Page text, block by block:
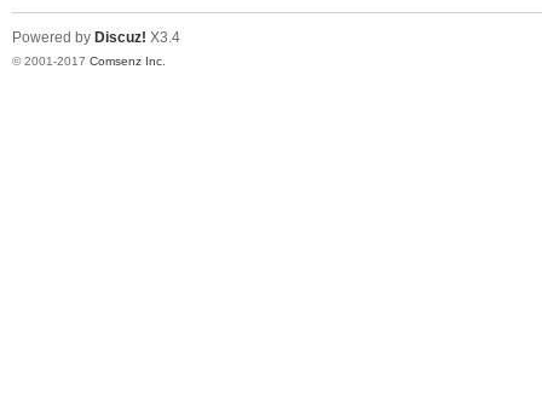
Powered by Discuz! X3.4
© 2001-2017 Comsenz Inc.